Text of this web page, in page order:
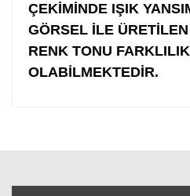
ÇEKİMİNDE IŞIK
GÖRSEL İLE
RENK TONU
OLABİLMEKTEDİR.